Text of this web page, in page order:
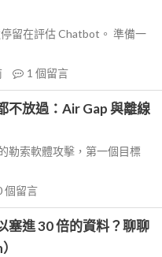
留在評估 Chatbot。 準備一
1 個留言
不放過：Air Gap 與離線
勒索軟體攻擊，第一個目標
個留言
塞進 30 倍的資料？聊聊